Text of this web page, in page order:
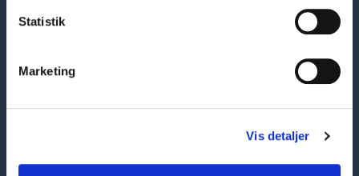
Statistik
Marketing
Vis detaljer